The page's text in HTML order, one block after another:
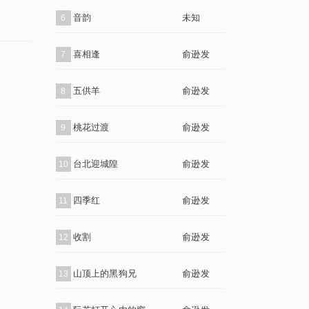
6 音韵 未知
7 喜相逢 俞逊发
8 五供羊 俞逊发
9 桃花过渡 俞逊发
10 台北迎城隍 俞逊发
11 四季红 俞逊发
12 收割 俞逊发
13 山顶上的黑狗兄 俞逊发